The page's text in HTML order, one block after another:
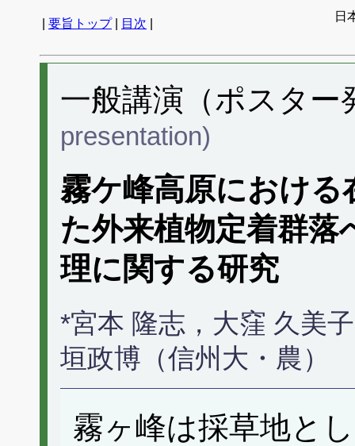
要旨トップ| 目次
日
一般講演（ポスタ
presentation)
霧ケ峰高原における
た外来植物定着群
理に関する研究
*宮本 隆志，大窪 久美
垣政博（信州大・農）
霧ヶ峰は採草地と